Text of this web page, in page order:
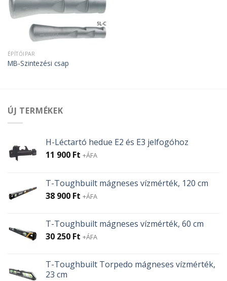
ÉPÍTŐIPAR
MB-Szintezési csap
ÚJ TERMÉKEK
H-Léctartó hedue E2 és E3 jelfogóhoz
11 900 Ft +ÁFA
T-Toughbuilt mágneses vízmérték, 120 cm
38 900 Ft +ÁFA
T-Toughbuilt mágneses vízmérték, 60 cm
30 250 Ft +ÁFA
T-Toughbuilt Torpedo mágneses vízmérték,
23 cm